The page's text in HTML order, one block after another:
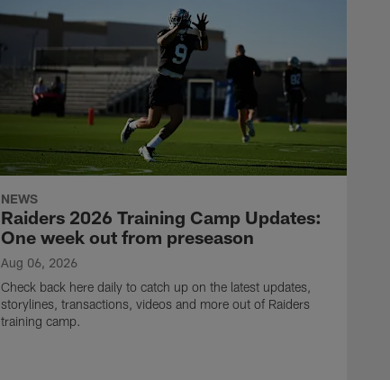
NEWS
Raiders 2026 Training Camp Updates:
One week out from preseason
Aug 06, 2026
Check back here daily to catch up on the latest updates,
storylines, transactions, videos and more out of Raiders
training camp.